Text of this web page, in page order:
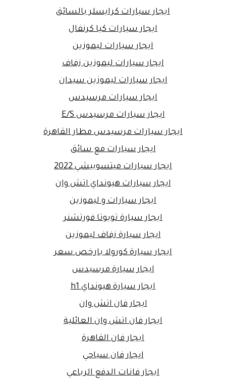
ايجار سيارات كرايسلر بالسائق
ايجار سيارات كيا كرنفال
ايجار سيارات ليموزين
ايجار سيارات ليموزين زفاف
ايجار سيارات ليموزين سيدان
ايجار سيارات مرسيدس
ايجار سيارات مرسيدس E/S
ايجار سيارات مرسيدس مطار القاهرة
ايجار سيارات مع سائق
ايجار سيارات ميتسوبيشي 2022
ايجار سيارات هيونداي اتش وان
ايجار سيارات و ليموزين
ايجار سيارة تويوتا فورتشنر
ايجار سيارة زفاف ليموزين
ايجار سيارة كورولا بارخص سعر
ايجار سيارة مرسيدس
ايجار سيارة هيونداي h1
ايجار فان اتش وان
ايجار فان اتش وان العائلية
ايجار فان القاهرة
ايجار فان سياحي
ايجار فانات الدفع الرباعي